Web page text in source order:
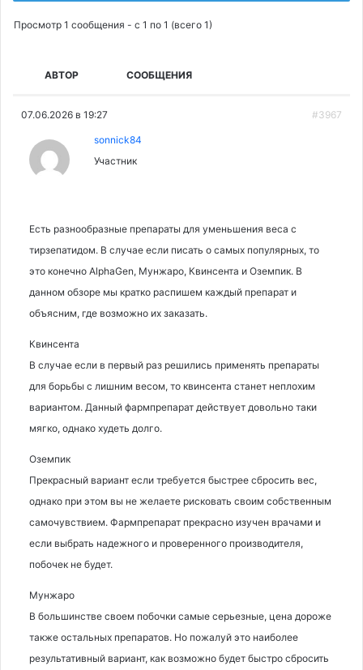
Просмотр 1 сообщения - с 1 по 1 (всего 1)
АВТОР СООБЩЕНИЯ
07.06.2026 в 19:27 #3967
sonnick84
Участник
Есть разнообразные препараты для уменьшения веса с
тирзепатидом. В случае если писать о самых популярных, то
это конечно AlphaGen, Мунжаро, Квинсента и Оземпик. В
данном обзоре мы кратко распишем каждый препарат и
объясним, где возможно их заказать.
Квинсента
В случае если в первый раз решились применять препараты
для борьбы с лишним весом, то квинсента станет неплохим
вариантом. Данный фармпрепарат действует довольно таки
мягко, однако худеть долго.
Оземпик
Прекрасный вариант если требуется быстрее сбросить вес,
однако при этом вы не желаете рисковать своим собственным
самочувствием. Фармпрепарат прекрасно изучен врачами и
если выбрать надежного и проверенного производителя,
побочек не будет.
Мунжаро
В большинстве своем побочки самые серьезные, цена дороже
также остальных препаратов. Но пожалуй это наиболее
результативный вариант, как возможно будет быстро сбросить